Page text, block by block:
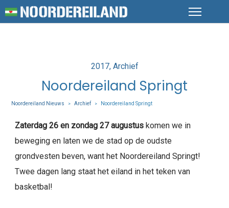
Posted
2017 Archief
Noordereiland Springt
Noordereiland Nieuws > Archief > Noordereiland Springt
Zaterdag 26 en zondag 27 augustus komen we in
beweging en laten we de stad op de oudste
grondvesten beven, want het Noordereiland Springt!
Twee dagen lang staat het eiland in het teken van
basketbal!